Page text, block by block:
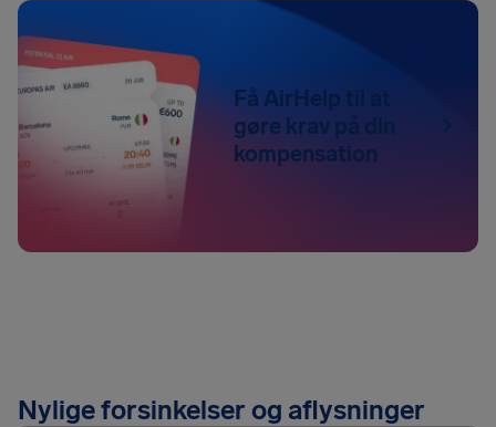
Få AirHelp til at
gøre krav på din
kompensation
Nylige forsinkelser og aflysninger